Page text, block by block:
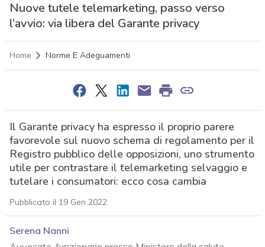
Nuove tutele telemarketing, passo verso
l’avvio: via libera del Garante privacy
Home Norme E Adeguamenti
Il Garante privacy ha espresso il proprio parere
favorevole sul nuovo schema di regolamento per il
Registro pubblico delle opposizioni, uno strumento
utile per contrastare il telemarketing selvaggio e
tutelare i consumatori: ecco cosa cambia
Pubblicato il 19 Gen 2022
Serena Nanni